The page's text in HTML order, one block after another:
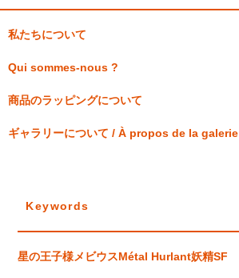
私たちについて
Qui sommes-nous ?
商品のラッピングについて
ギャラリーについて / À propos de la galerie
Keywords
星の王子様メビウスMétal Hurlant妖精SF